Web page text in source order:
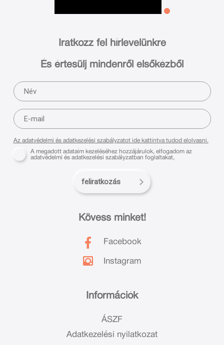
Információk
ÁSZF
Adatkezelési nyilatkozat
Kövess minket!
Facebook
Instagram
Iratkozz fel hírlevelünkre
És értesülj mindenről elsőkézből
Az adatvédelmi és adatkezelési szabályzatot ide kattintva tudod elolvasni.
A megadott adataim kezeléséhez hozzájárulok, elfogadom az
adatvédelmi és adatkezelési szabályzatban foglaltakat,
feliratkozás